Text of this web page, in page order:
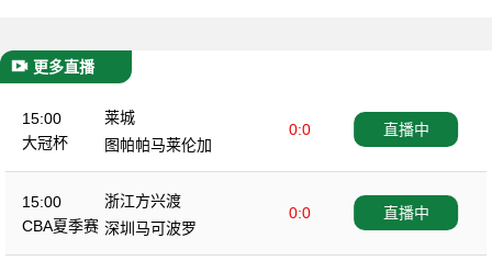
更多直播
15:00
大冠杯
莱城
0:0
图帕帕马莱伦加
直播中
15:00
CBA夏季赛
浙江方兴渡
0:0
深圳马可波罗
直播中